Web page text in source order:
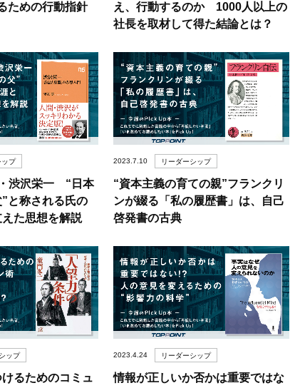
ための行動指針
え、行動するのか 1000人以上の
社長を取材して得た結論とは？
ップ
渋沢栄一 “日本
と称される氏の
た思想を解説
2023.7.10 リーダーシップ
“資本主義の育ての親”フランクリ
ンが綴る「私の履歴書」は、自己
啓発書の古典
ップ
るためのコミュ
2023.4.24 リーダーシップ
情報が正しいか否かは重要ではな